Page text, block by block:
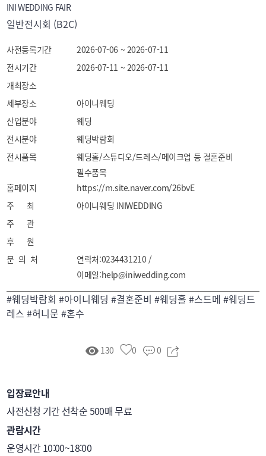
INI WEDDING FAIR
일반전시회 (B2C)
사전등록기간
2026-07-06 ~ 2026-07-11
전시기간
2026-07-11 ~ 2026-07-11
개최장소
세부장소
아이니웨딩
산업분야
웨딩
전시분야
웨딩박람회
전시품목
웨딩홀/스튜디오/드레스/메이크업 등 결혼준비
필수품목
홈페이지
https://m.site.naver.com/26bvE
주 최
아이니웨딩 INIWEDDING
주 관
후 원
문 의 처
연락처:0234431210 /
이메일:help@iniwedding.com
#웨딩박람회 #아이니웨딩 #결혼준비 #웨딩홀 #스드메 #웨딩드
레스 #허니문 #혼수
130 0 0
입장료안내
사전신청 기간 선착순 500매 무료
관람시간
운영시간 10:00~18:00